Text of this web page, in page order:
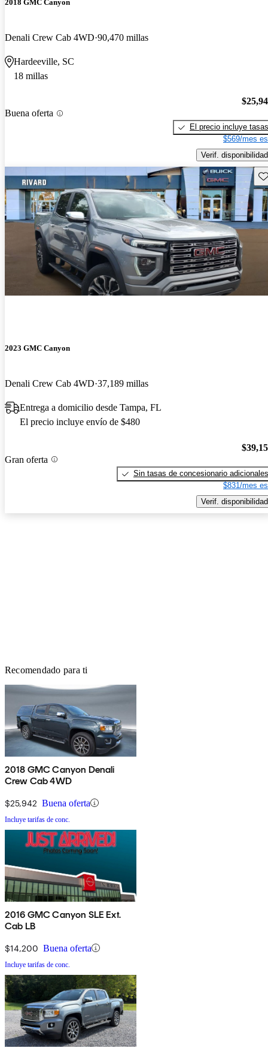
2018 GMC Canyon
Denali Crew Cab 4WD 90,470 millas
Hardeeville, SC
18 millas
Buena oferta
El precio incluye tasas
$569/mes
Verif. disponibilidad
2023 GMC Canyon
Denali Crew Cab 4WD 37,189 millas
Entrega a domicilio desde Tampa, FL
El precio incluye envío de $480
Gran oferta
Sin tasas de concesionario adicionales
$831/mes
Verif. disponibilidad
Recomendado para ti
2018 GMC Canyon Denali
Crew Cab 4WD
$25,942 Buena oferta
Incluye tarifas de conc.
2016 GMC Canyon SLE Ext.
Cab LB
$14,200 Buena oferta
Incluye tarifas de conc.